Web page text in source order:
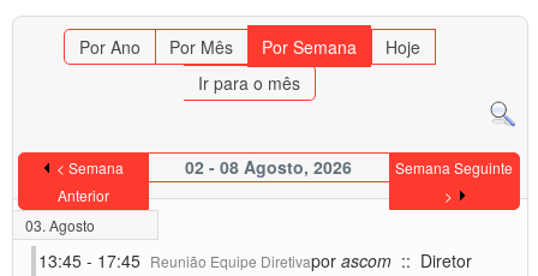
Por Ano Por Mês Por Semana
Hoje
Ir para o mês
< Semana
Anterior
02 - 08 Agosto, 2026
Semana Seguinte
>
03. Agosto
13:45 - 17:45 Reunião Equipe Diretivapor ascom :: Diretor